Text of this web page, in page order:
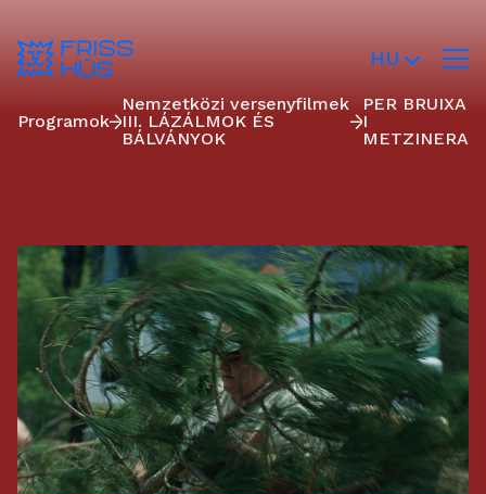
HU
Programok
Nemzetközi versenyfilmek
III. LÁZÁLMOK ÉS
BÁLVÁNYOK
PER BRUIXA
I
METZINERA